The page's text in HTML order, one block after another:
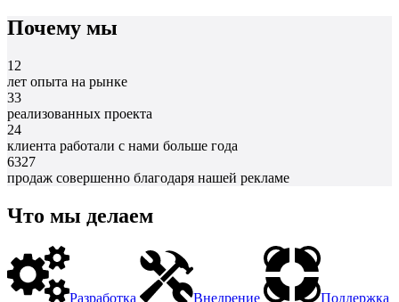
Почему мы
12
лет опыта на рынке
33
реализованных проекта
24
клиента работали с нами больше года
6327
продаж совершенно благодаря нашей рекламе
Что мы делаем
Разработка Внедрение Поддержка